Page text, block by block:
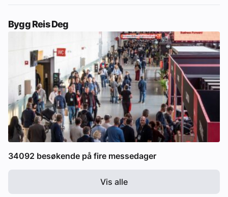
Bygg Reis Deg
34092 besøkende på fire messedager
Vis alle